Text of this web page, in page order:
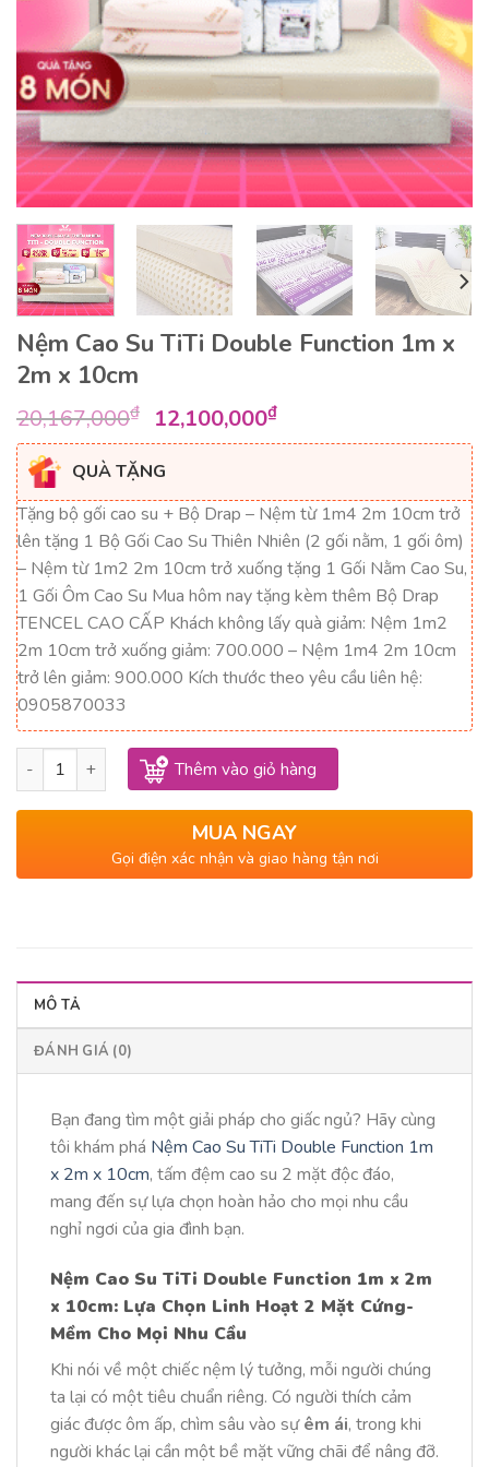
Nệm Cao Su TiTi Double Function 1m x
2m x 10cm
20,167,000₫ Giá
gốc
là:
20,167,000₫.
12,100,000₫Giá
hiện
là:
12,100,000₫.
QUÀ TẶNG
Tặng bộ gối cao su + Bộ Drap – Nệm từ 1m4 2m 10cm trở
lên tặng 1 Bộ Gối Cao Su Thiên Nhiên (2 gối nằm, 1 gối ôm)
– Nệm từ 1m2 2m 10cm trở xuống tặng 1 Gối Nằm Cao Su,
1 Gối Ôm Cao Su Mua hôm nay tặng kèm thêm Bộ Drap
TENCEL CAO CẤP Khách không lấy quà giảm: Nệm 1m2
2m 10cm trở xuống giảm: 700.000 – Nệm 1m4 2m 10cm
trở lên giảm: 900.000 Kích thước theo yêu cầu liên hệ:
0905870033
Nệm Cao Su TiTi Double Function 1m x 2m x 10cm số lượng
Thêm vào giỏ hàng
MUA NGAY
Gọi điện xác nhận và giao hàng tận nơi
MÔ TẢ
ĐÁNH GIÁ (0)
Bạn đang tìm một giải pháp cho giấc ngủ? Hãy cùng
tôi khám phá Nệm Cao Su TiTi Double Function 1m
x 2m x 10cm, tấm đệm cao su 2 mặt độc đáo,
mang đến sự lựa chọn hoàn hảo cho mọi nhu cầu
nghỉ ngơi của gia đình bạn.
Nệm Cao Su TiTi Double Function 1m x 2m
x 10cm: Lựa Chọn Linh Hoạt 2 Mặt Cứng-
Mềm Cho Mọi Nhu Cầu
Khi nói về một chiếc nệm lý tưởng, mỗi người chúng
ta lại có một tiêu chuẩn riêng. Có người thích cảm
giác được ôm ấp, chìm sâu vào sựêm ái, trong khi
người khác lại cần một bề mặt vững chãi để nâng đỡ.